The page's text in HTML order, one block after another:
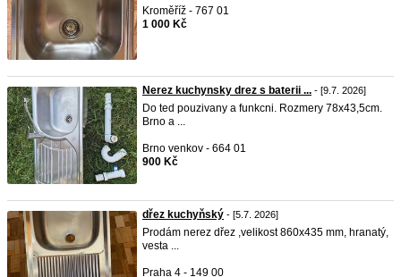
Kroměříž - 767 01
1 000 Kč
Nerez kuchynsky drez s baterii ... - [9.7. 2026]
Do ted pouzivany a funkcni. Rozmery 78x43,5cm.
Brno a ...
Brno venkov - 664 01
900 Kč
dřez kuchyňský - [5.7. 2026]
Prodám nerez dřez ,velikost 860x435 mm, hranatý,
vesta ...
Praha 4 - 149 00